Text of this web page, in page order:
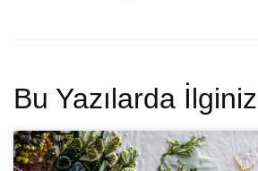
Bu Yazılarda